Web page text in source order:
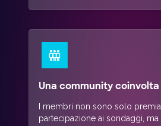
Una community coinvolta
I membri non sono solo
partecipazione ai sondaggi, ma